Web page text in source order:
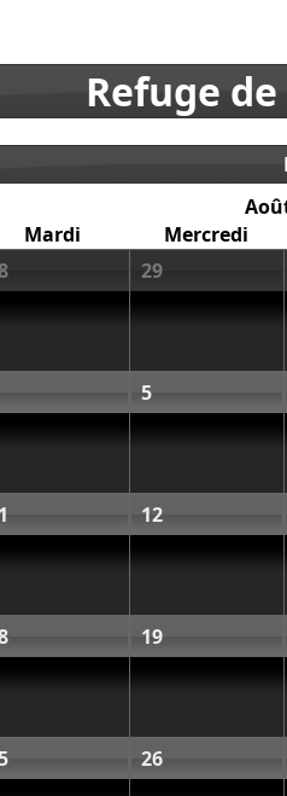
Refuge
Mardi
Mercredi
29
5
12
19
26